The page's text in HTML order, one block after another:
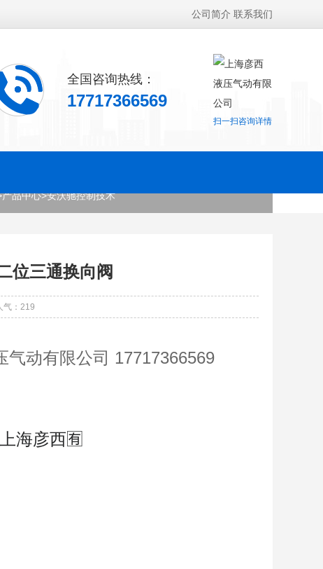
公司简介 联系我们
扫一扫咨询详情
全国咨询热线：
17717366569
产品中心>安沃驰控制技术
位三通换向阀
气： 219
气动有限公司 17717366569
海彦西🈶